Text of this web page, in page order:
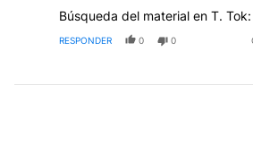
Búsqueda del material en T.
RESPONDER 0 0